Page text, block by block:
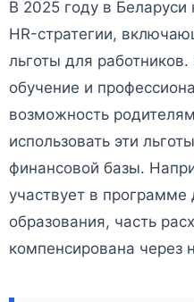
В 2025 году в
HR-стратегии,
льготы для
обучение и
возможность
использовать эти
финансовой базы.
участвует в программе
образования, часть
компенсирована через